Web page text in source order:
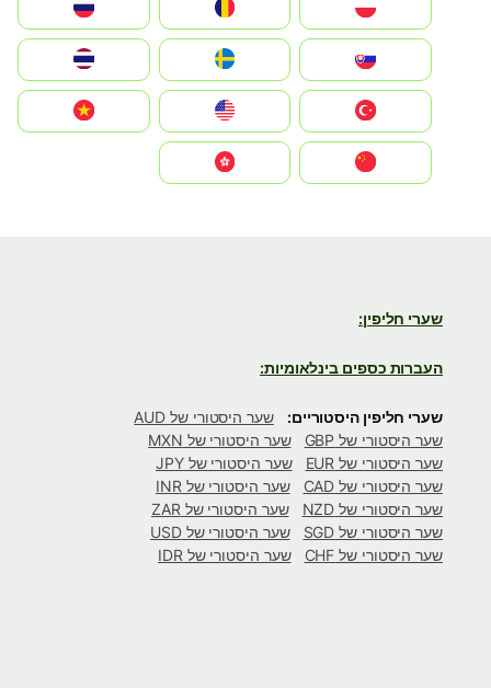
România
Slovensko
United States
Vietnam
שערי חליפין:
העברות כספים בינלאומיות:
שערי חליפין היסטוריים:
שער היסטורי של AUD
שער היסטורי של GBP
שער היסטורי של MXN
שער היסטורי של EUR
שער היסטורי של JPY
שער היסטורי של CAD
שער היסטורי של INR
שער היסטורי של NZD
שער היסטורי של ZAR
שער היסטורי של SGD
שער היסטורי של USD
שער היסטורי של CHF
שער היסטורי של IDR